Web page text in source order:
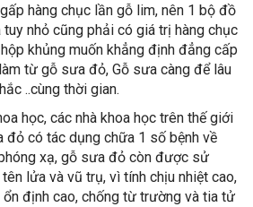
hàng chục lần gỗ lim, nên 1 bộ đồ
nhỏ cũng phải có giá trị hàng chục
khủng muốn khẳng định đẳng cấp
từ gỗ sưa đỏ, Gỗ sưa càng để lâu
..cùng thời gian.
học, các nhà khoa học trên thế giới
đỏ có tác dụng chữa 1 số bệnh về
xạ, gỗ sưa đỏ còn được sử
lửa và vũ trụ, vì tính chịu nhiệt cao,
định cao, chống từ trường và tia tử